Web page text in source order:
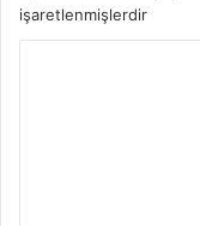
işaretlenmişlerdir